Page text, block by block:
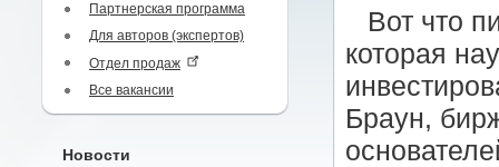
Партнерская программа
Для авторов (экспертов)
Отдел продаж
Все вакансии
Новости
Вот что
которая
Браун,